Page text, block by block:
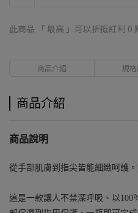
此商品 「 最高 」可以折抵紅利 0
商品介紹 規
商品介紹
商品說明
從手部肌膚到指尖皆能細緻呵護
這是一款讓人不禁深呼吸、以